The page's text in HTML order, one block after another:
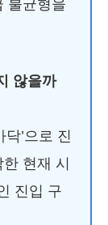
불균형을
않을까
’으로 진
현재 시
진입 구